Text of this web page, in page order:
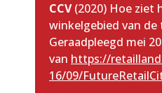
CCV(2020) Hoe ziet
winkelgebied van
Geraadpleegd mei
van https://
16/09/